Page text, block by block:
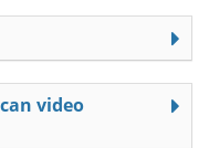
video